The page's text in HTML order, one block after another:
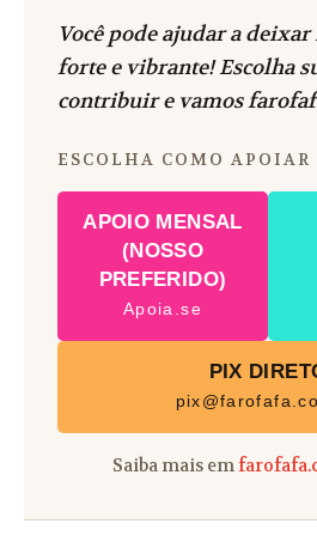
Você pode ajudar a
forte e vibrante! Escolha
contribuir e vamos
ESCOLHA COMO APOIAR
APOIO MENSAL
(NOSSO
PREFERIDO)
Apoia.se
PIX
Saiba mais em